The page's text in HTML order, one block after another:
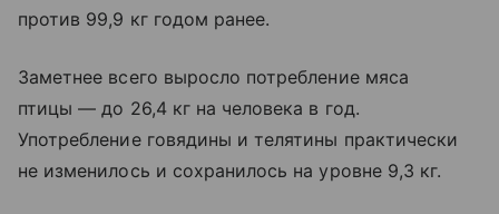
против 99,9 кг годом ранее.
Заметнее всего выросло потребление мяса
птицы — до 26,4 кг на человека в год.
Употребление говядины и телятины практически
не изменилось и сохранилось на уровне 9,3 кг.